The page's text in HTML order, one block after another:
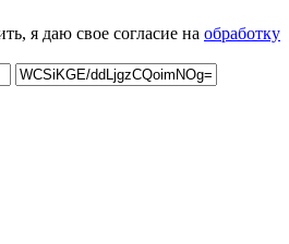
я даю свое согласие на обработку